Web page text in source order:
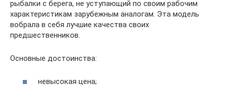
рыбалки с берега, не уступающий по своим рабочим
характеристикам зарубежным аналогам. Эта модель
вобрала в себя лучшие качества своих
предшественников.
Основные достоинства:
невысокая цена;